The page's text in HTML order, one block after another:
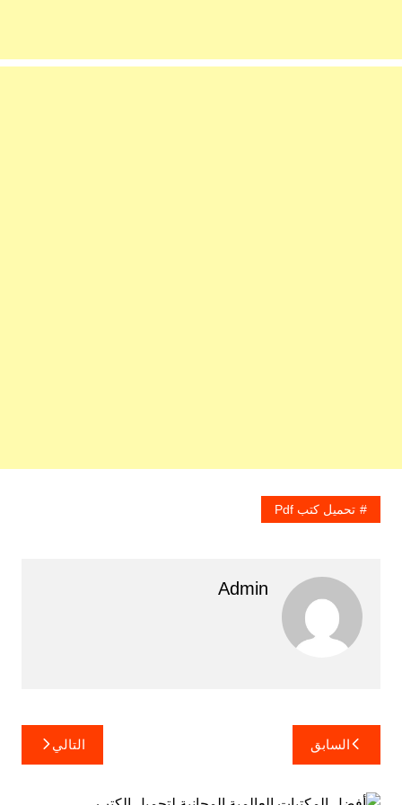
تحميل كتب Pdf
Admin
تصفّح
المقالات
السابق التالي